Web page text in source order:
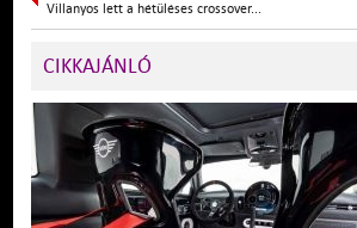
Villanyos lett a hétüléses crossover...
CIKKAJÁNLÓ